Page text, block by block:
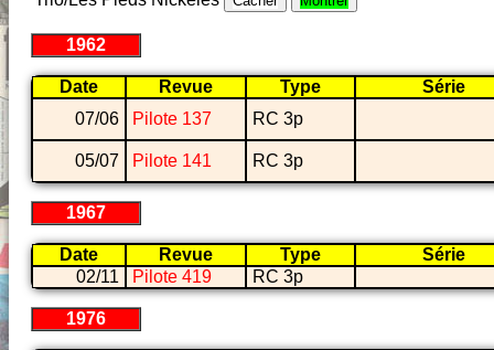
1962
Date Revue Type
Série
07/06
Pilote 137 RC 3p
05/07 Pilote 141 RC 3p
1967
Date Revue Type
Série
02/11
Pilote 419 RC 3p
1976